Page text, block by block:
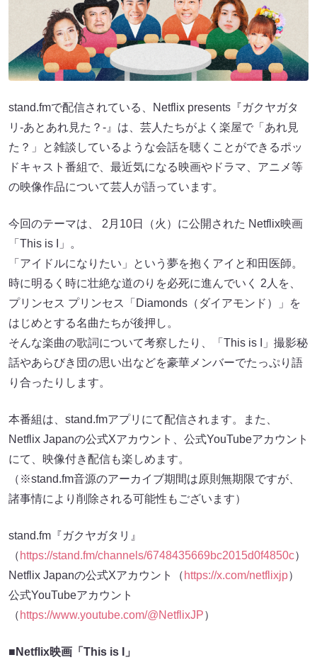
stand.fmで配信されている、Netflix presents『ガクヤガタ
リ-あとあれ見た？-』は、芸人たちがよく楽屋で「あれ見
た？」と雑談しているような会話を聴くことができるポッ
ドキャスト番組で、最近気になる映画やドラマ、アニメ等
の映像作品について芸人が語っています。
今回のテーマは、 2月10日（火）に公開された Netflix映画
「This is I」。
「アイドルになりたい」という夢を抱くアイと和田医師。
時に明るく時に壮絶な道のりを必死に進んでいく 2人を、
プリンセス プリンセス「Diamonds（ダイアモンド）」を
はじめとする名曲たちが後押し。
そんな楽曲の歌詞について考察したり、「This is I」撮影秘
話やあらびき団の思い出などを豪華メンバーでたっぷり語
り合ったりします。
本番組は、stand.fmアプリにて配信されます。また、
Netflix Japanの公式Xアカウント、公式YouTubeアカウント
にて、映像付き配信も楽しめます。
（※stand.fm音源のアーカイブ期間は原則無期限ですが、
諸事情により削除される可能性もございます）
stand.fm『ガクヤガタリ』
（ https://stand.fm/channels/6748435669bc2015d0f4850c）
Netflix Japanの公式Xアカウント（ https://x.com/netflixjp）
公式YouTubeアカウント
（ https://www.youtube.com/@NetflixJP）
■Netflix映画「This is I」